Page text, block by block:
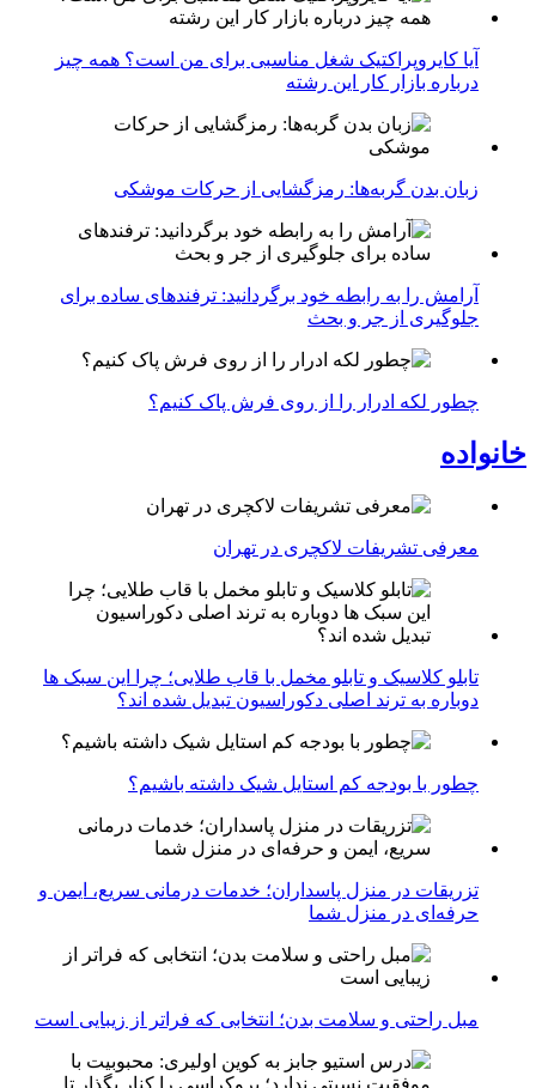
آیا کایروپراکتیک شغل مناسبی برای من است؟ همه چیز
درباره بازار کار این رشته
زبان بدن گربه‌ها: رمزگشایی از حرکات موشکی
آرامش را به رابطه خود برگردانید: ترفندهای ساده برای
جلوگیری از جر و بحث
چطور لکه ادرار را از روی فرش پاک کنیم؟
خانواده
معرفی تشریفات لاکچری در تهران
تابلو کلاسیک و تابلو مخمل با قاب طلایی؛ چرا این سبک ها
دوباره به ترند اصلی دکوراسیون تبدیل شده اند؟
چطور با بودجه کم استایل شیک داشته باشیم؟
تزریقات در منزل پاسداران؛ خدمات درمانی سریع، ایمن و
حرفه‌ای در منزل شما
مبل راحتی و سلامت بدن؛ انتخابی که فراتر از زیبایی است